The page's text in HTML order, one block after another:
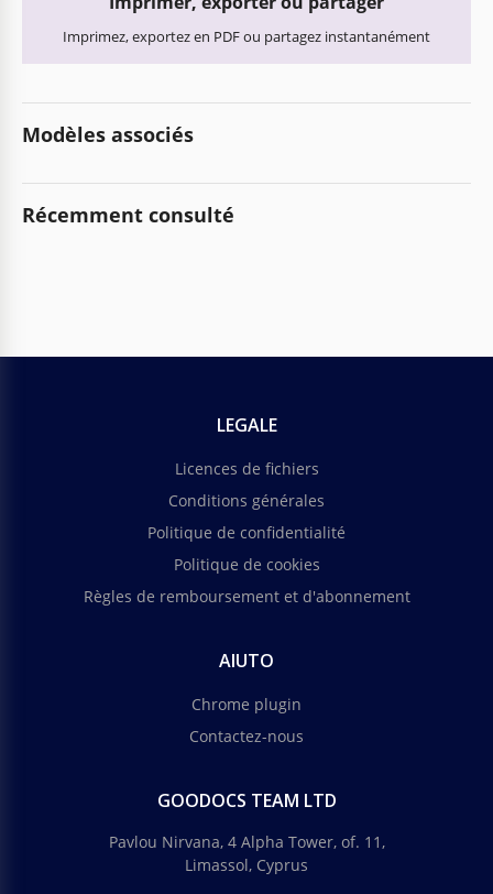
Imprimez, exportez en PDF ou partagez instantanément
Modèles associés
Récemment consulté
LEGALE
Licences de fichiers
Conditions générales
Politique de confidentialité
Politique de cookies
Règles de remboursement et d'abonnement
AIUTO
Chrome plugin
Contactez-nous
GOODOCS TEAM LTD
Pavlou Nirvana, 4 Alpha Tower, of. 11,
Limassol, Cyprus